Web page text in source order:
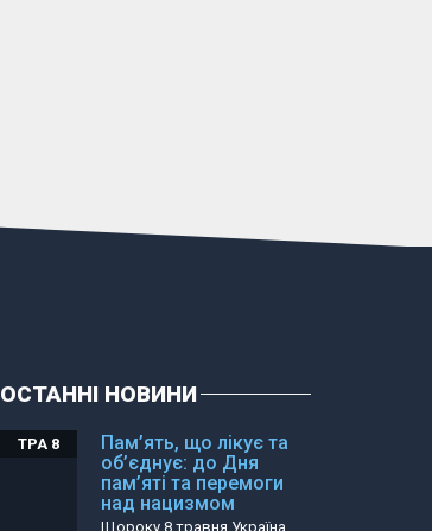
ОСТАННІ НОВИНИ
Пам’ять, що лікує та
об’єднує: до Дня
пам’яті та перемоги
над нацизмом
ТРА 8
Щороку 8 травня Україна